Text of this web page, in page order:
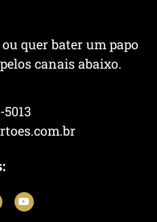
quer bater um papo
canais abaixo.
5013